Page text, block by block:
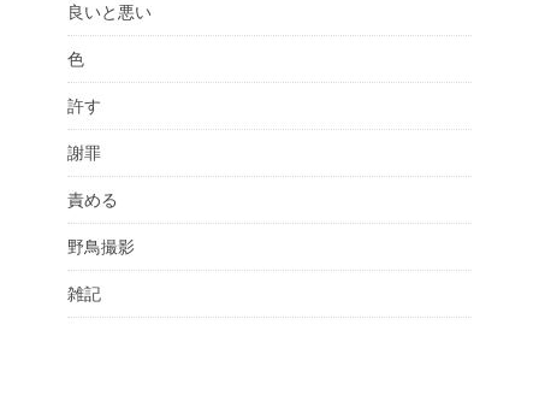
良いと悪い
色
許す
謝罪
責める
野鳥撮影
雑記